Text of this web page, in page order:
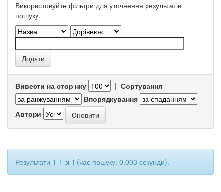
Використовуйте фільтри для уточнення результатів
пошуку.
Вивести на сторінку | Сортування
Впорядкування
Автори
Результати 1-1 зі 1 (час пошуку: 0.003 секунди).